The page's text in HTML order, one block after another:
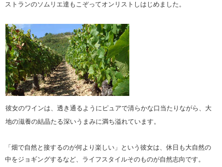
ストランのソムリエ達もこぞってオンリストしはじめました。
彼女のワインは、透き通るようにピュアで清らかな口当たりながら、大
地の滋養の結晶たる深いうまみに満ち溢れています。
「畑で自然と接するのが何より楽しい」という彼女は、休日も大自然の
中をジョギングするなど、ライフスタイルそのものが自然志向です。